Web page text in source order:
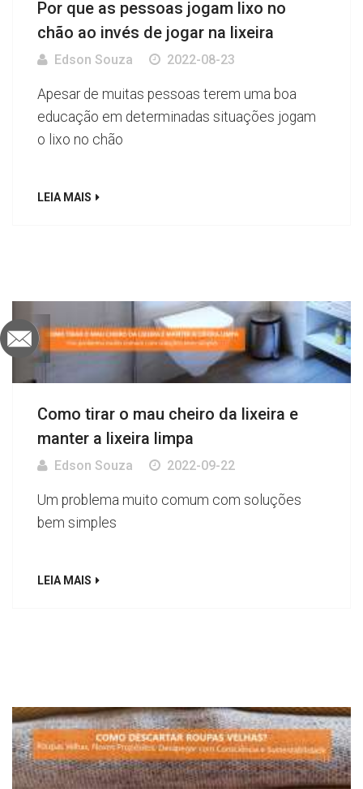
Por que as pessoas jogam lixo no
chão ao invés de jogar na lixeira
Edson Souza 2022-08-23
Apesar de muitas pessoas terem uma boa
educação em determinadas situações jogam
o lixo no chão
LEIA MAIS
Como tirar o mau cheiro da lixeira e
manter a lixeira limpa
Edson Souza 2022-09-22
Um problema muito comum com soluções
bem simples
LEIA MAIS